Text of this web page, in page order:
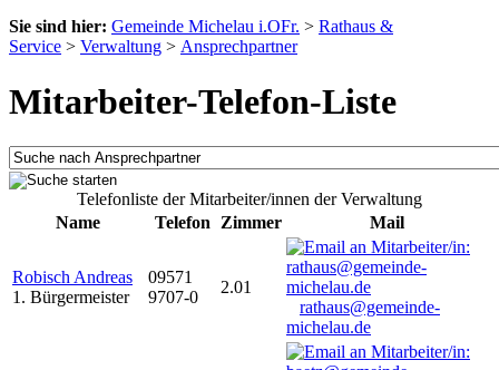
Sie sind hier: Gemeinde Michelau i.OFr. > Rathaus &
Service > Verwaltung > Ansprechpartner
Mitarbeiter-Telefon-Liste
Telefonliste der Mitarbeiter/innen der Verwaltung
Name
Telefon Zimmer Mail
Robisch Andreas
1. Bürgermeister
09571
9707-0
2.01
rathaus@gemeinde-
michelau.de